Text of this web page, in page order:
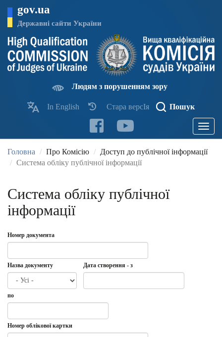
основного
матеріалу
gov.ua
Державні сайти України
Людям з порушенням зору
In English Стара версІя Пошук
Toggle
Головна Про Комісію
Доступ до публічної інформації
Система обліку публічної інформації
Система обліку публічної
інформації
Номер документа
Назва документу Дата створення - з
створення
з
по
Дата
по
Номер облікової картки